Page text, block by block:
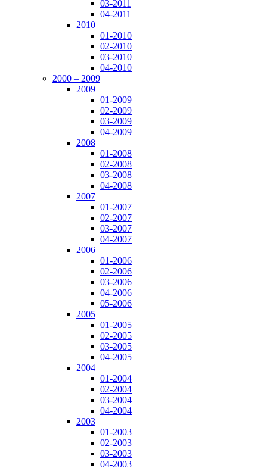
03-2011
04-2011
2010
01-2010
02-2010
03-2010
04-2010
2000 – 2009
2009
01-2009
02-2009
03-2009
04-2009
2008
01-2008
02-2008
03-2008
04-2008
2007
01-2007
02-2007
03-2007
04-2007
2006
01-2006
02-2006
03-2006
04-2006
05-2006
2005
01-2005
02-2005
03-2005
04-2005
2004
01-2004
02-2004
03-2004
04-2004
2003
01-2003
02-2003
03-2003
04-2003